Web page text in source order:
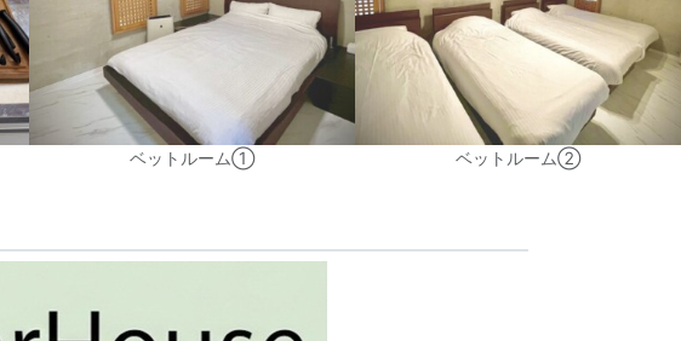
ベットルーム① ベットルーム②